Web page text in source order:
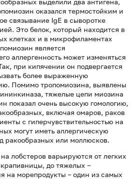
выделили два антигена,
оказался термостойким и
связывание IgE в сыворотке
Это белок, который находится в
клетках и в микрофиламентах
является
аллергенность может изменяться
при кипячении он подвергается
более выраженную
Помимо тропомиозина, выявлены
тяжелые цепи миозина
показал очень высокую гомологию,
включая омаров, раков
с гиперчувствительностью на
могут иметь аллергическую
ракообразных или моллюсков.
лобстеров варьируются от легких
до тяжелых –
на морепродукты – один из самых